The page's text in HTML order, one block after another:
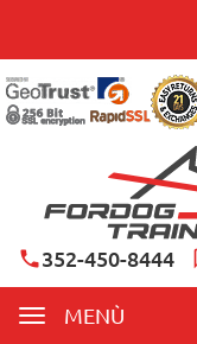
352-450-8444
MENÙ